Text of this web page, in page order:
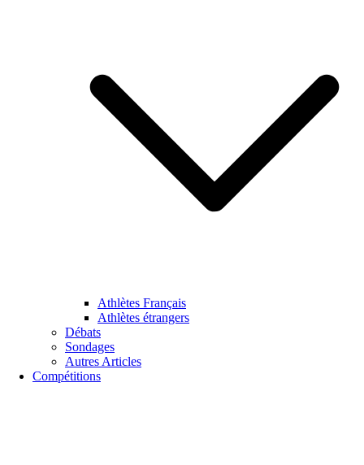
Athlètes Français
Athlètes étrangers
Débats
Sondages
Autres Articles
Compétitions